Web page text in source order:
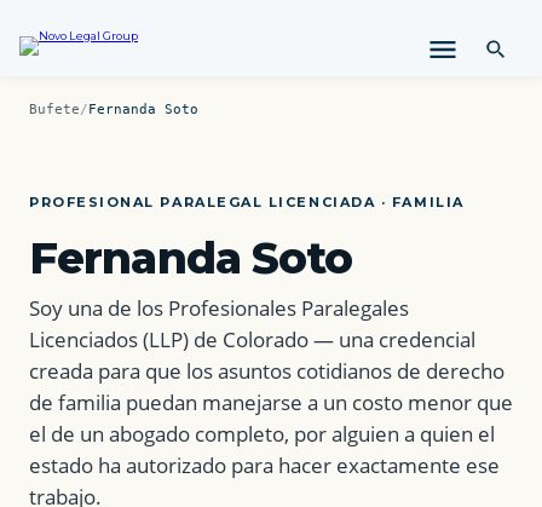
t
o
n
d
o
Bufete/Fernanda Soto
PROFESIONAL PARALEGAL LICENCIADA · FAMILIA
Fernanda Soto
Soy una de los Profesionales Paralegales
Licenciados (LLP) de Colorado — una credencial
creada para que los asuntos cotidianos de derecho
de familia puedan manejarse a un costo menor que
el de un abogado completo, por alguien a quien el
estado ha autorizado para hacer exactamente ese
trabajo.